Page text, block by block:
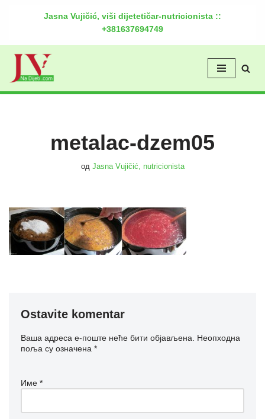
Jasna Vujičić, viši dijetetičar-nutricionista ::
+381637694749
metalac-dzem05
од Jasna Vujičić, nutricionista
Ostavite komentar
Ваша адреса е-поште неће бити објављена. Неопходна
поља су означена *
Име *